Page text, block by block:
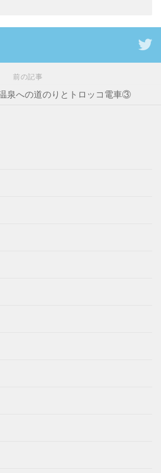
前の記事
泉への道のりとトロッコ電車③